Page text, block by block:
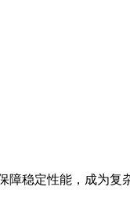
稳定性能，成为复